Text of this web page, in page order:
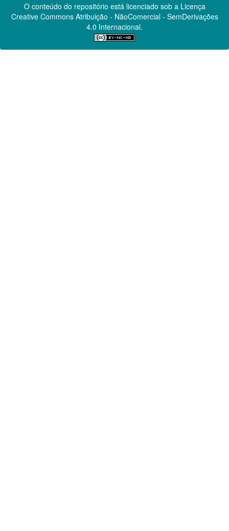
O conteúdo do repositório está licenciado sob a Licença
Creative CommonsAtribuição - NãoComercial - SemDerivações
4.0 Internacional.